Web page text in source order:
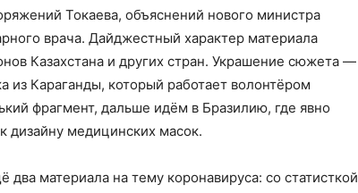
Токаева, объяснений нового министра
врача. Дайджестный характер материала
Казахстана и других стран. Украшение сюжета —
из Караганды, который работает волонтёром
фрагмент, дальше идём в Бразилию, где явно
дизайну медицинских масок.
материала на тему коронавируса: со статисткой